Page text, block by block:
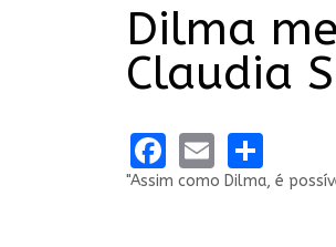
Dilma
Claudia
Facebook
Email
"Assim como Dilma, é